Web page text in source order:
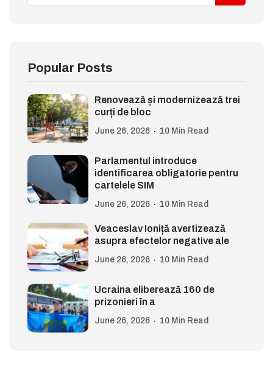
Popular Posts
Renovează și modernizează trei
curți de bloc
June 26, 2026 10 Min Read
Parlamentul introduce
identificarea obligatorie pentru
cartelele SIM
June 26, 2026 10 Min Read
Veaceslav Ioniță avertizează
asupra efectelor negative ale
June 26, 2026 10 Min Read
Ucraina eliberează 160 de
prizonieri în a
June 26, 2026 10 Min Read